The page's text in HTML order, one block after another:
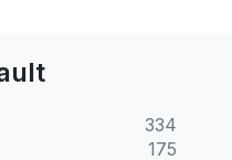
334
175